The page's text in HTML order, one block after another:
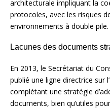
architecturale impliquant la
protocoles, avec les risques
environnements à double pile.
Lacunes des documents
En 2013, le Secrétariat du
publié une ligne directrice sur
complétant une stratégie
documents, bien qu’utiles